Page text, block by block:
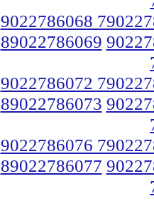
9022786068
89022786069
9022786072
89022786073
9022786076
89022786077